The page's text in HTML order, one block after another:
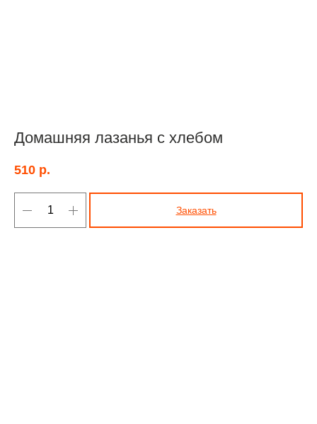
Домашняя лазанья с хлебом
510 р.
Заказать